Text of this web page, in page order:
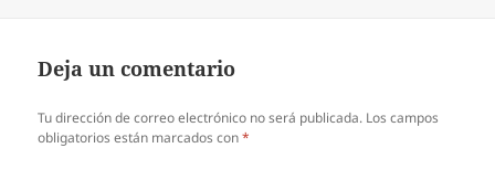
Deja un comentario
Tu dirección de correo electrónico no será publicada. Los campos
obligatorios están marcados con*